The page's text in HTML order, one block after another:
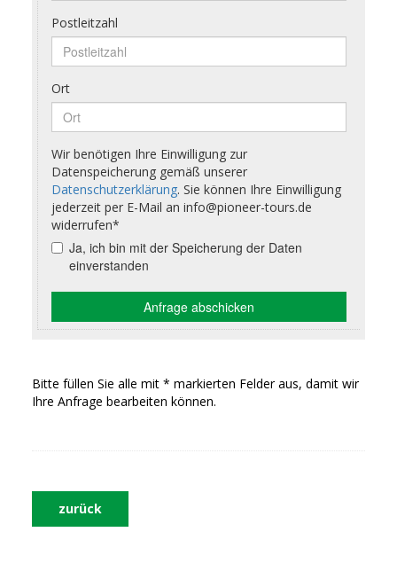
Bitte füllen Sie alle mit * markierten Felder aus, damit wir
Ihre Anfrage bearbeiten können.
zurück